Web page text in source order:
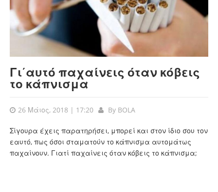
Γι΄αυτό παχαίνεις όταν κόβεις
το κάπνισμα
26 Μάιος, 2018 | 17:20 By BOLA
Σίγουρα έχεις παρατηρήσει, μπορεί και στον ίδιο σου τον
εαυτό, πως όσοι σταματούν το κάπνισμα αυτομάτως
παχαίνουν. Γιατί παχαίνεις όταν κόβεις το κάπνισμα;